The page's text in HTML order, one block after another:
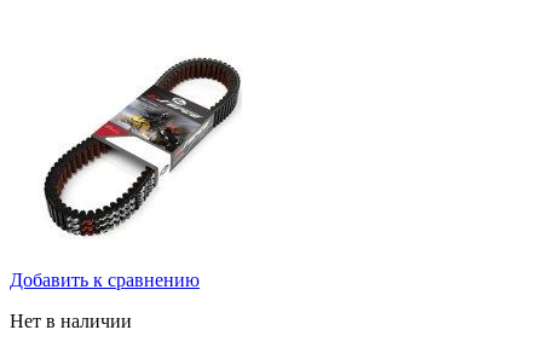
Добавить к сравнению
Нет в наличии